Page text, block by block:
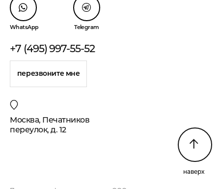
WhatsApp Telegram
+7 (495) 997-55-52
перезвоните мне
Москва, Печатников
переулок, д. 12
наверх